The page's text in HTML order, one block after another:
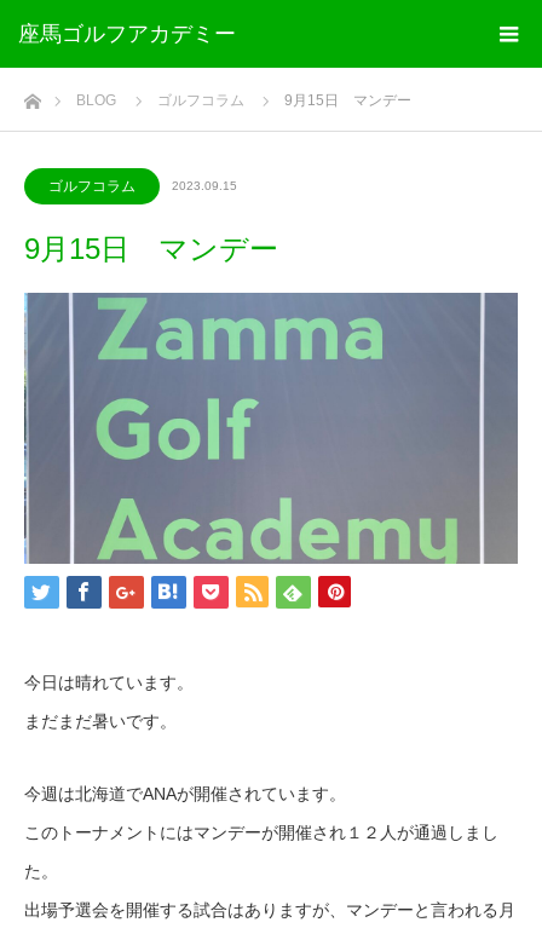
座馬ゴルフアカデミー
ホームBLOG ゴルフコラム 9月15日 マンデー
ゴルフコラム 2023.09.15
9月15日 マンデー
今日は晴れています。
まだまだ暑いです。
今週は北海道でANAが開催されています。
このトーナメントにはマンデーが開催され１２人が通過しまし
た。
出場予選会を開催する試合はありますが、マンデーと言われる月